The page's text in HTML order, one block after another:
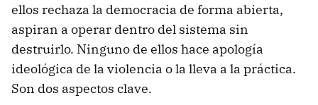
ellos rechaza la democracia de forma abierta,
aspiran a operar dentro del sistema sin
destruirlo. Ninguno de ellos hace apología
ideológica de la violencia o la lleva a la práctica.
Son dos aspectos clave.